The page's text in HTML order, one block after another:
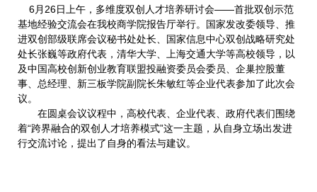
6月26日上午，多维度双创人才培养研讨会——首批双创示范
基地经验交流会在我校商学院报告厅举行。国家发改委领导、推
进双创部级联席会议秘书处处长、国家信息中心双创战略研究处
处长张巍等政府代表，清华大学、上海交通大学等高校领导，以
及中国高校创新创业教育联盟投融资委员会委员、企巢控股董
事、总经理、新三板学院副院长朱敏红等企业代表参加了此次会
议。
在圆桌会议议程中，高校代表、企业代表、政府代表们围绕
着“跨界融合的双创人才培养模式”这一主题，从自身立场出发进
行交流讨论，提出了自身的看法与建议。